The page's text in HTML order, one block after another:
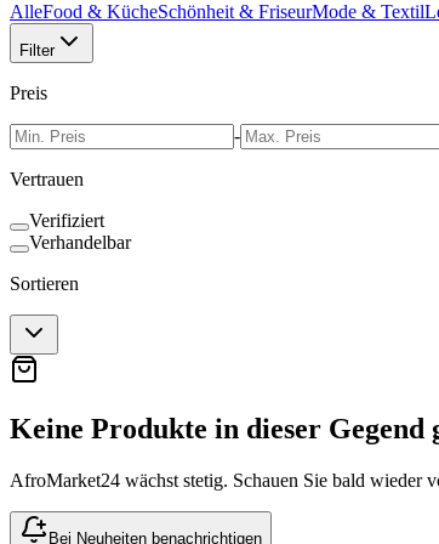
AlleFood & KücheSchönheit & FriseurMode & Textil
Filter
Preis
-
Vertrauen
Verifiziert
Verhandelbar
Sortieren
Keine Produkte in dieser Gegend
AfroMarket24 wächst stetig. Schauen Sie bald wieder
Bei Neuheiten benachrichtigen